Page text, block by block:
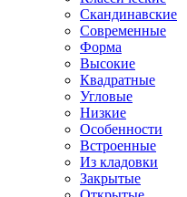
Скандинавские
Современные
Форма
Высокие
Квадратные
Угловые
Низкие
Особенности
Встроенные
Из кладовки
Закрытые